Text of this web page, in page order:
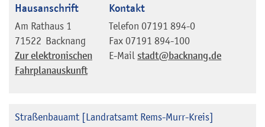
Hausanschrift
Am Rathaus 1
71522 Backnang
Zur elektronischen
Fahrplanauskunft
Kontakt
Telefon 07191 894-0
Fax 07191 894-100
E-Mail stadt@backnang.de
Straßenbauamt [Landratsamt Rems-Murr-Kreis]